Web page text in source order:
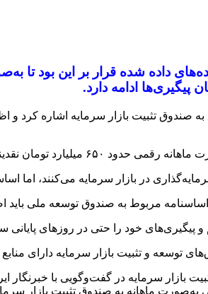
پیگیری‌ها ادامه دارد.
صندوق تثبیت بازار سرمایه اشاره کرد و
واریز شود که این اقدام به مرحله اجرا نرسید.
در بازار سرمایه می‌کنند، اما
مربوط به صندوق توسعه ملی باید
خود را حتی در روزهای پایانی
و تثبیت بازار سرمایه دارای منابع
بازار سرمایه در گفت‌وگویی با خبرنگار
به‌صورت ماهانه به صندوق تثبیت بازار